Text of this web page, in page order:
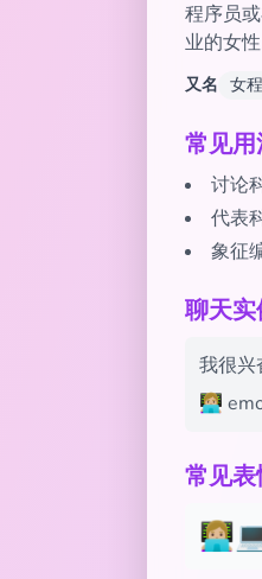
程序员
业的女性
又名 女
常见
讨论
代表
象征
聊天实
我很兴
👩🏼‍💻
常见